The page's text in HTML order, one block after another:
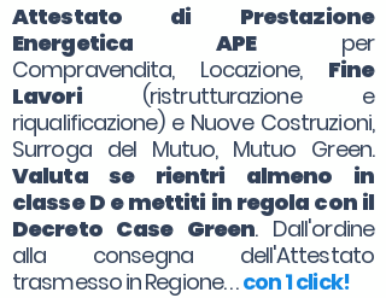
Attestato di Prestazione
Energetica APEper
Compravendita, Locazione, Fine
Lavori(ristrutturazione e
riqualificazione) e Nuove Costruzioni,
Surroga del Mutuo, Mutuo Green.
Valuta se rientri almeno in
classe D e mettiti in regola con il
Decreto Case Green. Dall'ordine
alla consegna dell'Attestato
trasmesso in Regione. . .con 1 click!